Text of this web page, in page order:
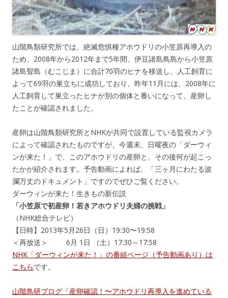
山階鳥類研究所では、絶滅危惧種アホウドリの小笠原再導入の
ため、2008年から2012年まで5年間、伊豆諸島鳥島から小笠原
諸島聟島（むこじま）に合計70羽のヒナを移送し、人工飼育に
よって69羽の巣立ちに成功しており、昨年11月には、2008年に
人工飼育して巣立ったヒナが別の個体と番いになって、産卵し
たことが確認されました。
産卵は山階鳥類研究所とNHKが共同で設置している監視カメラ
によって確認されたものですが、今週末、日曜夜の「ダーウィ
ンが来た！」で、このアホウドリの産卵と、その後何が起こっ
たかが紹介されます。予告動画によれば、「三ヶ月にわたる波
瀾万丈のドキュメント」ですのでぜひご覧ください。
ダーウィンが来た！生きもの新伝説
「小笠原で初産卵！若きアホウドリ夫婦の挑戦」
（NHK総合テレビ）
【日時】2013年5月26日（日）19:30〜19:58
＜再放送＞ 6月 1日 （土）17:30～17:58
NHK「ダーウィンが来た！」の番組ページ（予告動画あり）は
こちらです。
山階鳥研ブログ「産卵確認！〜アホウドリ再導入を進めている